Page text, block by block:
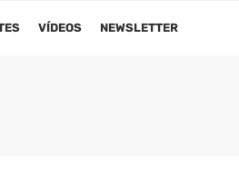
VÍDEOS NEWSLETTER